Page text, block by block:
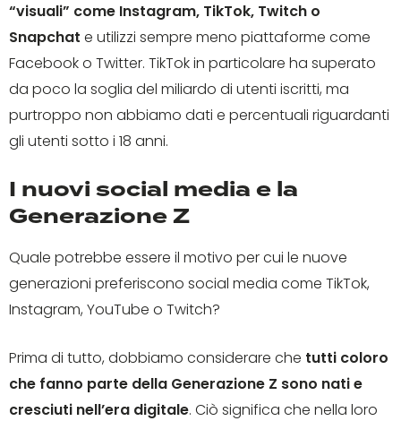
“visuali” come Instagram, TikTok, Twitch o
Snapchat e utilizzi sempre meno piattaforme come
Facebook o Twitter. TikTok in particolare ha superato
da poco la soglia del miliardo di utenti iscritti, ma
purtroppo non abbiamo dati e percentuali riguardanti
gli utenti sotto i 18 anni.
I nuovi social media e la
Generazione Z
Quale potrebbe essere il motivo per cui le nuove
generazioni preferiscono social media come TikTok,
Instagram, YouTube o Twitch?
Prima di tutto, dobbiamo considerare che tutti coloro
che fanno parte della Generazione Z sono nati e
cresciuti nell’era digitale. Ciò significa che nella loro